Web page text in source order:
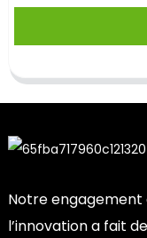
Notre engagement
l’innovation a fait